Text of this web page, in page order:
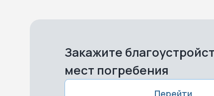
Закажите
мест погребения
Перейти